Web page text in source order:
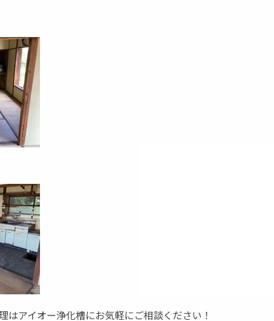
はアイオー浄化槽にお気軽にご相談ください！